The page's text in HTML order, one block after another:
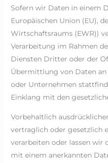
Sofern wir Daten in einem
Europäischen Union (EU),
Wirtschaftsraums (EWR))
Verarbeitung im Rahmen
Diensten Dritter oder der
Übermittlung von Daten an
oder Unternehmen
Einklang mit den
Vorbehaltlich
vertraglich oder gesetzlich
verarbeiten oder lassen
mit einem anerkannten